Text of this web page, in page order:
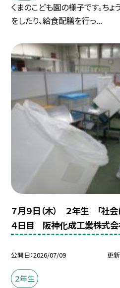
くまのこども園の様子です。ち
をしたり、給食配膳を行っ...
７月９日（木） ２年生 「社会
４日目 阪神化成工業株式
公開日 2026/07/09 更
２年生